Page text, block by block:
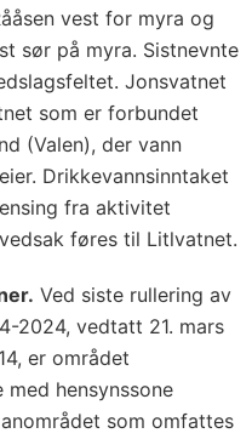
vest for myra og
sør på myra. Sistnevnte
Jonsvatnet
som er forbundet
(Valen), der vann
Drikkevannsinntaket
fra aktivitet
føres til Litlvatnet.
Ved siste rullering av
2024, vedtatt 21. mars
er området
hensynssone
som omfattes